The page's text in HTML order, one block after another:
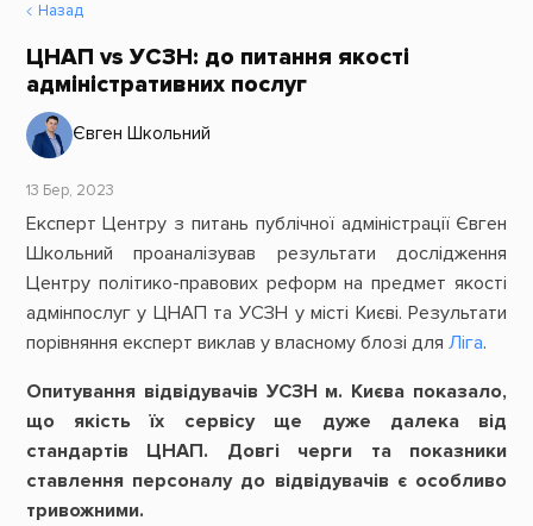
Назад
ЦНАП vs УСЗН: до питання якості
адміністративних послуг
Євген Школьний
13 Бер, 2023
Експерт Центру з питань публічної адміністрації Євген
Школьний проаналізував результати дослідження
Центру політико-правових реформ на предмет якості
адмінпослуг у ЦНАП та УСЗН у місті Києві. Результати
порівняння експерт виклав у власному блозі для Ліга.
Опитування відвідувачів УСЗН м. Києва показало,
що якість їх сервісу ще дуже далека від
стандартів ЦНАП. Довгі черги та показники
ставлення персоналу до відвідувачів є особливо
тривожними.